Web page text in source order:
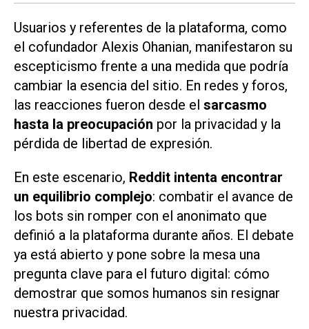
Usuarios y referentes de la plataforma, como
el cofundador Alexis Ohanian, manifestaron su
escepticismo frente a una medida que podría
cambiar la esencia del sitio. En redes y foros,
las reacciones fueron desde el sarcasmo
hasta la preocupación por la privacidad y la
pérdida de libertad de expresión.
En este escenario, Reddit intenta encontrar
un equilibrio complejo: combatir el avance de
los bots sin romper con el anonimato que
definió a la plataforma durante años. El debate
ya está abierto y pone sobre la mesa una
pregunta clave para el futuro digital: cómo
demostrar que somos humanos sin resignar
nuestra privacidad.